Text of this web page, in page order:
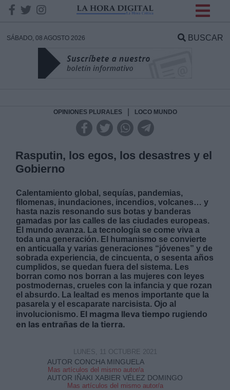
SÁBADO, 08 AGOSTO 2026 BUSCAR
OPINIONES PLURALES LOCO MUNDO
Rasputin, los egos, los desastres y el
Gobierno
Calentamiento global, sequías, pandemias,
filomenas, inundaciones, incendios, volcanes… y
hasta nazis resonando sus botas y banderas
gamadas por las calles de las ciudades europeas.
El mundo avanza. La tecnología se come viva a
toda una generación. El humanismo se convierte
en anticualla y varias generaciones “jóvenes” y de
sobrada experiencia, de cincuenta, o sesenta años
cumplidos, se quedan fuera del sistema. Les
borran como nos borran a las mujeres con leyes
postmodernas, crueles con la infancia y que rozan
el absurdo. La lealtad es menos importante que la
pasarela y el escaparate narcisista. Ojo al
involucionismo. El magma lleva tiempo rugiendo
en las entrañas de la tierra.
AUTOR CONCHA MINGUELA
Mas artículos del mismo autor/a
AUTOR IÑAKI XABIER VÉLEZ DOMINGO
Mas artículos del mismo autor/a
LUNES, 11 OCTUBRE 2021
DATOS
Responsable:
Destinatarios:
Derechos:
link